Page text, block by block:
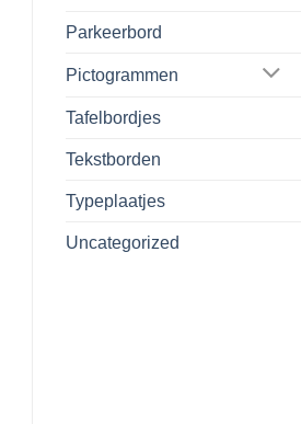
Parkeerbord
Pictogrammen
Tafelbordjes
Tekstborden
Typeplaatjes
Uncategorized